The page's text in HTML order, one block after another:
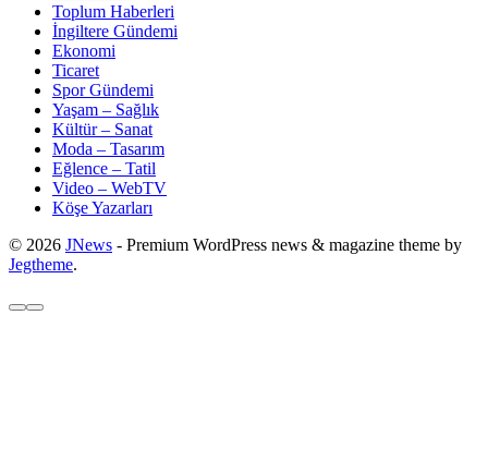
Toplum Haberleri
İngiltere Gündemi
Ekonomi
Ticaret
Spor Gündemi
Yaşam – Sağlık
Kültür – Sanat
Moda – Tasarım
Eğlence – Tatil
Video – WebTV
Köşe Yazarları
© 2026 JNews - Premium WordPress news & magazine theme by
Jegtheme.